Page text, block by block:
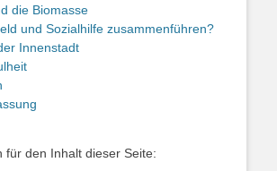
die Biomasse
und Sozialhilfe zusammenführen?
Innenstadt
für den Inhalt dieser Seite: